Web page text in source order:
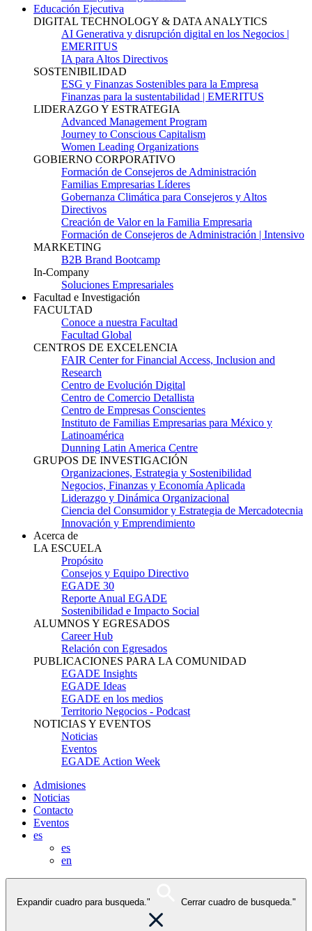
Educación Ejecutiva
DIGITAL TECHNOLOGY & DATA ANALYTICS
AI Generativa y disrupción digital en los Negocios |
EMERITUS
IA para Altos Directivos
SOSTENIBILIDAD
ESG y Finanzas Sostenibles para la Empresa
Finanzas para la sustentabilidad | EMERITUS
LIDERAZGO Y ESTRATEGIA
Advanced Management Program
Journey to Conscious Capitalism
Women Leading Organizations
GOBIERNO CORPORATIVO
Formación de Consejeros de Administración
Familias Empresarias Líderes
Gobernanza Climática para Consejeros y Altos
Directivos
Creación de Valor en la Familia Empresaria
Formación de Consejeros de Administración | Intensivo
MARKETING
B2B Brand Bootcamp
In-Company
Soluciones Empresariales
Facultad e Investigación
FACULTAD
Conoce a nuestra Facultad
Facultad Global
CENTROS DE EXCELENCIA
FAIR Center for Financial Access, Inclusion and
Research
Centro de Evolución Digital
Centro de Comercio Detallista
Centro de Empresas Conscientes
Instituto de Familias Empresarias para México y
Latinoamérica
Dunning Latin America Centre
GRUPOS DE INVESTIGACIÓN
Organizaciones, Estrategia y Sostenibilidad
Negocios, Finanzas y Economía Aplicada
Liderazgo y Dinámica Organizacional
Ciencia del Consumidor y Estrategia de Mercadotecnia
Innovación y Emprendimiento
Acerca de
LA ESCUELA
Propósito
Consejos y Equipo Directivo
EGADE 30
Reporte Anual EGADE
Sostenibilidad e Impacto Social
ALUMNOS Y EGRESADOS
Career Hub
Relación con Egresados
PUBLICACIONES PARA LA COMUNIDAD
EGADE Insights
EGADE Ideas
EGADE en los medios
Territorio Negocios - Podcast
NOTICIAS Y EVENTOS
Noticias
Eventos
EGADE Action Week
Admisiones
Noticias
Contacto
Eventos
es
es
en
Expandir cuadro para busqueda." Cerrar cuadro de busqueda."